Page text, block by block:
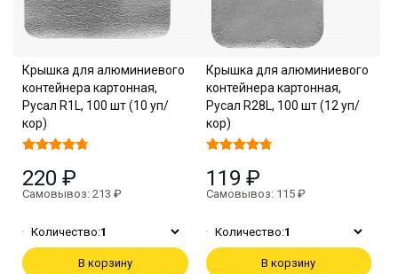
Крышка для алюминиевого
контейнера картонная,
Русал R1L, 100 шт (10 уп/
кор)
220 ₽
Самовывоз: 213 ₽
Количество:1
В корзину
Крышка для алюминиевого
контейнера картонная,
Русал R28L, 100 шт (12 уп/
кор)
119 ₽
Самовывоз: 115 ₽
Количество:1
В корзину